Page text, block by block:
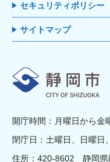
セキュリティポリシー
サイトマップ
開庁時間：月曜日から金
閉庁日：土曜日、日曜日
住所：420-8602 静岡県